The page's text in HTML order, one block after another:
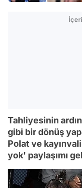
Tahliyesinin
gibi bir dönüş
Polat ve
yok' paylaşımı